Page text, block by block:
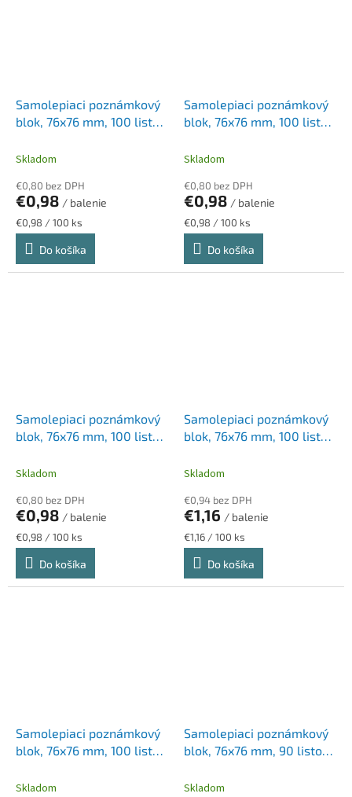
Samolepiaci poznámkový
blok, 76x76 mm, 100 listov,
Skladom
€0,80 bez DPH
€0,98 / balenie
Jednotková
cena:
€0,98 / 100 ks
Do košíka
Samolepiaci poznámkový
blok, 76x76 mm, 100 listov,
Skladom
€0,80 bez DPH
€0,98 / balenie
Jednotková
cena:
€0,98 / 100 ks
Do košíka
Samolepiaci poznámkový
blok, 76x76 mm, 100 listov,
Skladom
€0,80 bez DPH
€0,98 / balenie
Jednotková
cena:
€0,98 / 100 ks
Do košíka
Samolepiaci poznámkový
blok, 76x76 mm, 100 listov,
pastelové farby
Skladom
€0,94 bez DPH
€1,16 / balenie
Jednotková
cena:
€1,16 / 100 ks
Do košíka
Samolepiaci poznámkový
blok, 76x76 mm, 100 listov,
Skladom
Samolepiaci poznámkový
blok, 76x76 mm, 90 listov,
neónová žltá
Skladom